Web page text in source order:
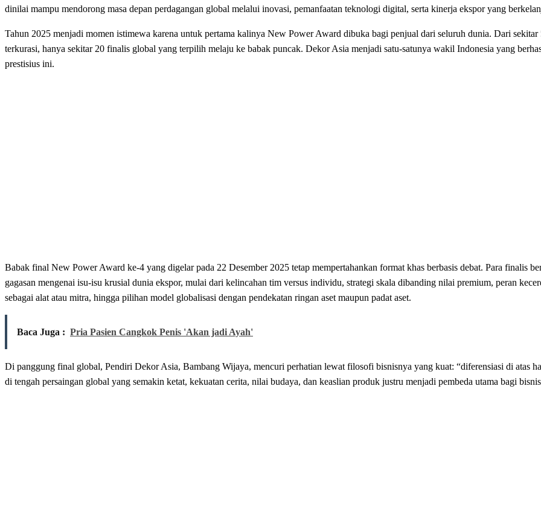
dinilai mampu mendorong masa depan perdagangan global melalui inovasi, pemanfaatan teknologi digital, serta kinerja ekspor yang
Tahun 2025 menjadi momen istimewa karena untuk pertama kalinya New Power Award dibuka bagi penjual dari seluruh dunia. Dari sekitar
terkurasi, hanya sekitar 20 finalis global yang terpilih melaju ke babak puncak. Dekor Asia menjadi satu-satunya wakil Indonesia yang
prestisius ini.
Babak final New Power Award ke-4 yang digelar pada 22 Desember 2025 tetap mempertahankan format khas berbasis debat. Para finalis
gagasan mengenai isu-isu krusial dunia ekspor, mulai dari kelincahan tim versus individu, strategi skala dibanding nilai premium, peran
sebagai alat atau mitra, hingga pilihan model globalisasi dengan pendekatan ringan aset maupun padat aset.
Baca Juga : Pria Pasien Cangkok Penis 'Akan jadi Ayah'
Di panggung final global, Pendiri Dekor Asia, Bambang Wijaya, mencuri perhatian lewat filosofi bisnisnya yang kuat: “diferensiasi di atas
di tengah persaingan global yang semakin ketat, kekuatan cerita, nilai budaya, dan keaslian produk justru menjadi pembeda utama bagi